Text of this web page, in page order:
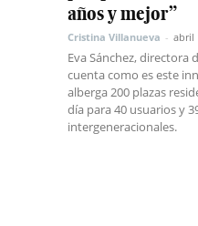
años y mejor”
Cristina Villanueva - abril
Eva Sánchez, directora
cuenta como es este
alberga 200 plazas
día para 40 usuarios y
intergeneracionales.